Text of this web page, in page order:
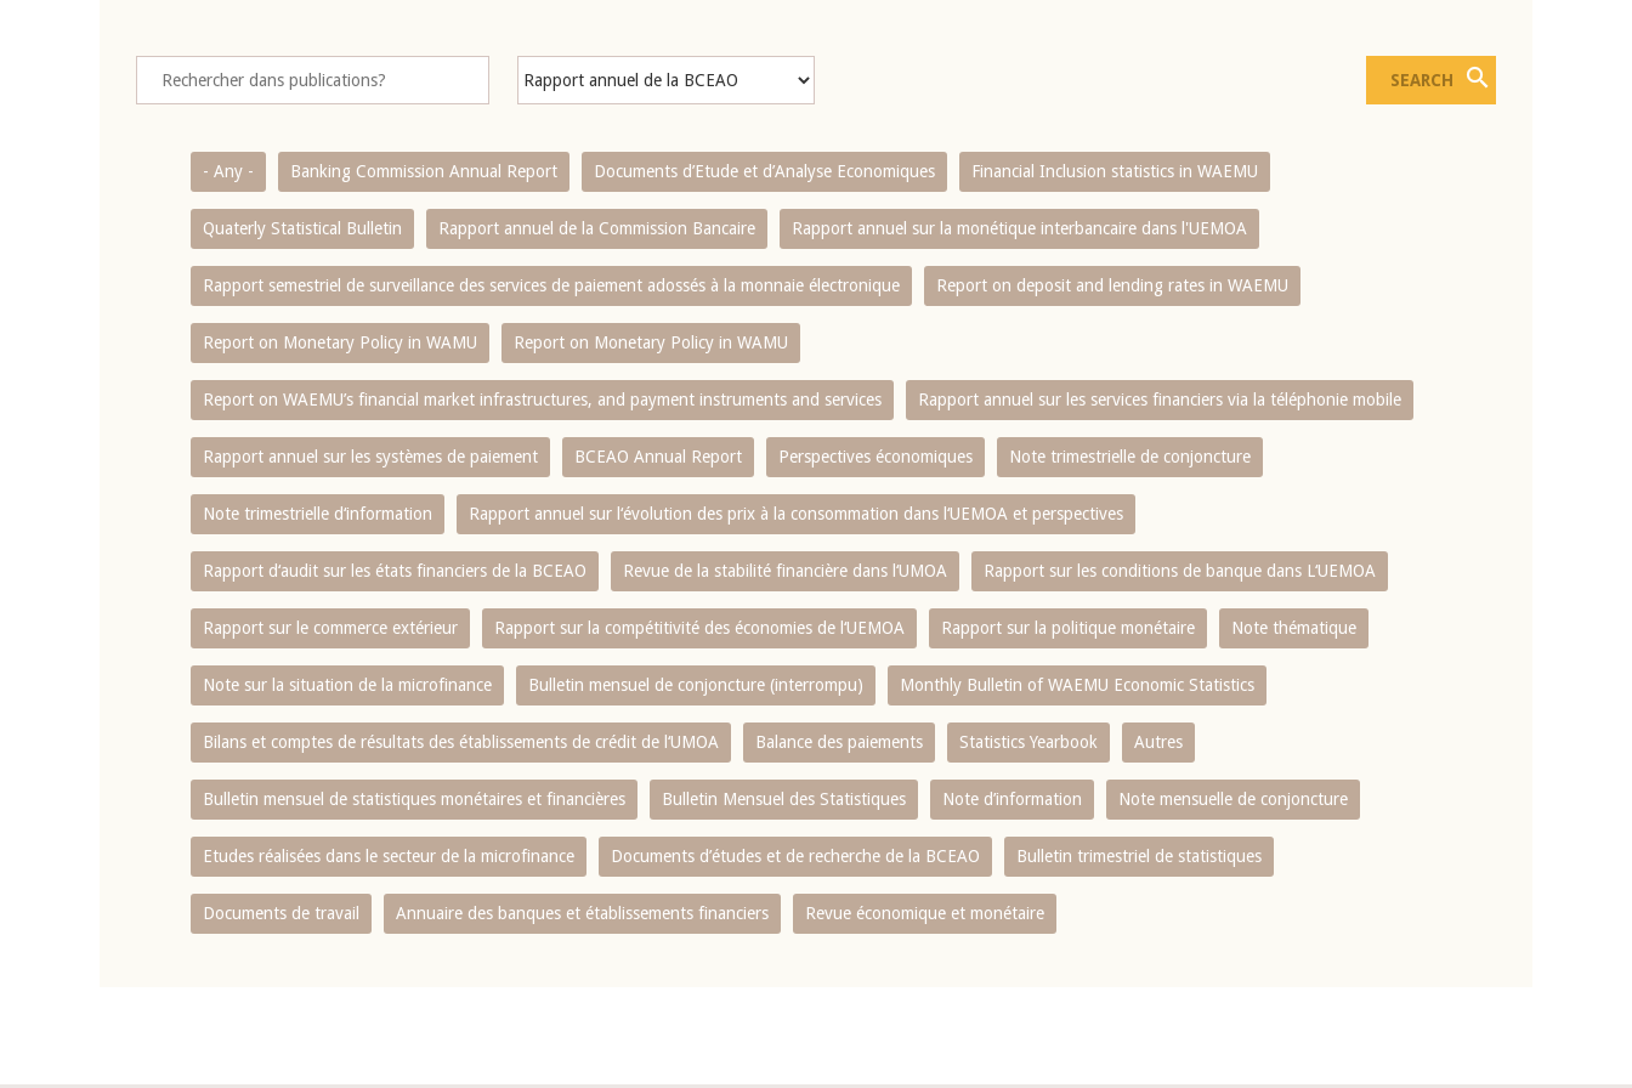
- Any - Banking Commission Annual Report Documents d’Etude et d’Analyse Economiques Financial Inclusion statistics in WAEMU
Quaterly Statistical Bulletin Rapport annuel de la Commission Bancaire Rapport annuel sur la monétique interbancaire dans l'UEMOA
Rapport semestriel de surveillance des services de paiement adossés à la monnaie électronique Report on deposit and lending rates in WAEMU
Report on Monetary Policy in WAMU Report on Monetary Policy in WAMU
Report on WAEMU’s financial market infrastructures, and payment instruments and services Rapport annuel sur les services financiers via la téléphonie mobile
Rapport annuel sur les systèmes de paiement BCEAO Annual Report Perspectives économiques Note trimestrielle de conjoncture
Note trimestrielle d‘information Rapport annuel sur l‘évolution des prix à la consommation dans l‘UEMOA et perspectives
Rapport d‘audit sur les états financiers de la BCEAO Revue de la stabilité financière dans l‘UMOA Rapport sur les conditions de banque dans L‘UEMOA
Rapport sur le commerce extérieur Rapport sur la compétitivité des économies de l‘UEMOA Rapport sur la politique monétaire Note thématique
Note sur la situation de la microfinance Bulletin mensuel de conjoncture (interrompu) Monthly Bulletin of WAEMU Economic Statistics
Bilans et comptes de résultats des établissements de crédit de l‘UMOA Balance des paiements Statistics Yearbook Autres
Bulletin mensuel de statistiques monétaires et financières Bulletin Mensuel des Statistiques Note d’information Note mensuelle de conjoncture
Etudes réalisées dans le secteur de la microfinance Documents d’études et de recherche de la BCEAO Bulletin trimestriel de statistiques
Documents de travail Annuaire des banques et établissements financiers Revue économique et monétaire